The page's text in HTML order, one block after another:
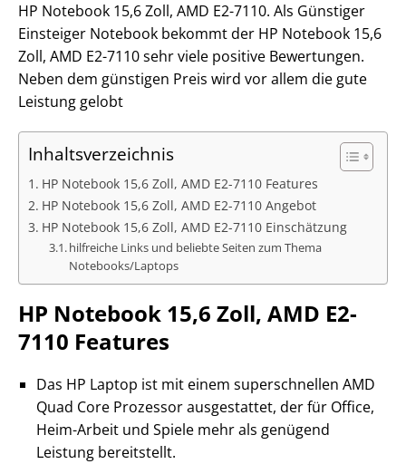
HP Notebook 15,6 Zoll, AMD E2-7110. Als Günstiger
Einsteiger Notebook bekommt der HP Notebook 15,6
Zoll, AMD E2-7110 sehr viele positive Bewertungen.
Neben dem günstigen Preis wird vor allem die gute
Leistung gelobt
Inhaltsverzeichnis
HP Notebook 15,6 Zoll, AMD E2-7110 Features
HP Notebook 15,6 Zoll, AMD E2-7110 Angebot
HP Notebook 15,6 Zoll, AMD E2-7110 Einschätzung
hilfreiche Links und beliebte Seiten zum Thema
Notebooks/Laptops
HP Notebook 15,6 Zoll, AMD E2-
7110 Features
Das HP Laptop ist mit einem superschnellen AMD
Quad Core Prozessor ausgestattet, der für Office,
Heim-Arbeit und Spiele mehr als genügend
Leistung bereitstellt.